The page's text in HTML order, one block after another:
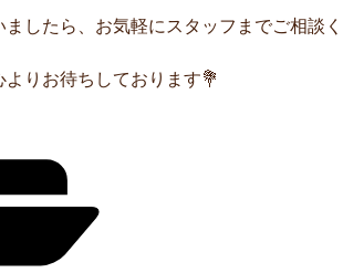
したら、お気軽にスタッフまでご相談く
りお待ちしております💐